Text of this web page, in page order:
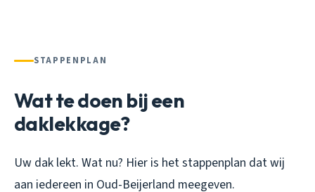
STAPPENPLAN
Wat te doen bij een
daklekkage?
Uw dak lekt. Wat nu? Hier is het stappenplan dat wij
aan iedereen in Oud-Beijerland meegeven.